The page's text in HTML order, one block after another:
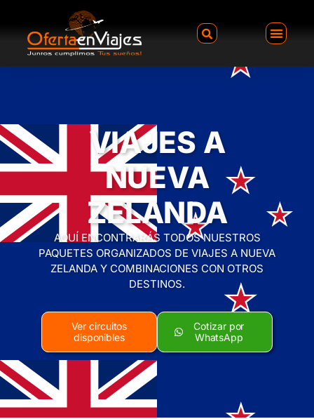
VIAJES A
NUEVA
ZELANDA
AQUÍ ENCONTRARÁS TODOS NUESTROS
PAQUETES ORGANIZADOS DE VIAJES A NUEVA
ZELANDA Y COMBINACIONES CON OTROS
DESTINOS.
Ver circuitos
disponibles
Cotizar por
WhatsApp